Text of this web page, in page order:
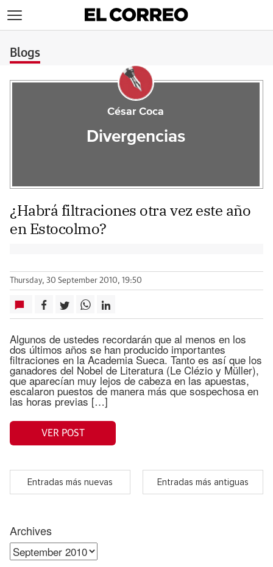
Blogs
César Coca
Divergencias
¿Habrá filtraciones otra vez este año
en Estocolmo?
Thursday, 30 September 2010, 19:50
Algunos de ustedes recordarán que al menos en los
dos últimos años se han producido importantes
filtraciones en la Academia Sueca. Tanto es así que los
ganadores del Nobel de Literatura (Le Clézio y Müller),
que aparecían muy lejos de cabeza en las apuestas,
escalaron puestos de manera más que sospechosa en
las horas previas […]
VER POST
Entradas más nuevas Entradas más antiguas
Archives
Archives